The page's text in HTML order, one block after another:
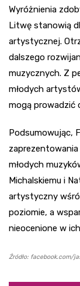
Wyróżnienia
Litwę stanowią
artystycznej.
dalszego
muzycznych. Z
młodych
mogą prowadzić
Podsumowując,
młodych
Michalskiemu i
artystyczny
poziomie, a
nieocenione w
Źródło: facebook.com/